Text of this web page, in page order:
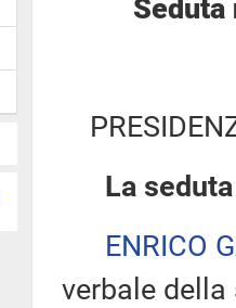
La
ENRICO
verbale